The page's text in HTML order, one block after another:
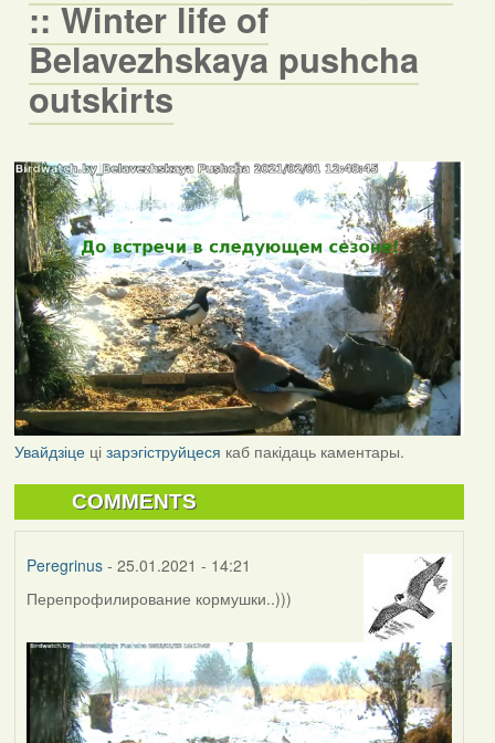
:: Winter life of
Belavezhskaya pushcha
outskirts
Увайдзіцеці зарэгіструйцеся каб пакідаць каментары.
COMMENTS
Peregrinus- 25.01.2021 - 14:21
Перепрофилирование кормушки..)))